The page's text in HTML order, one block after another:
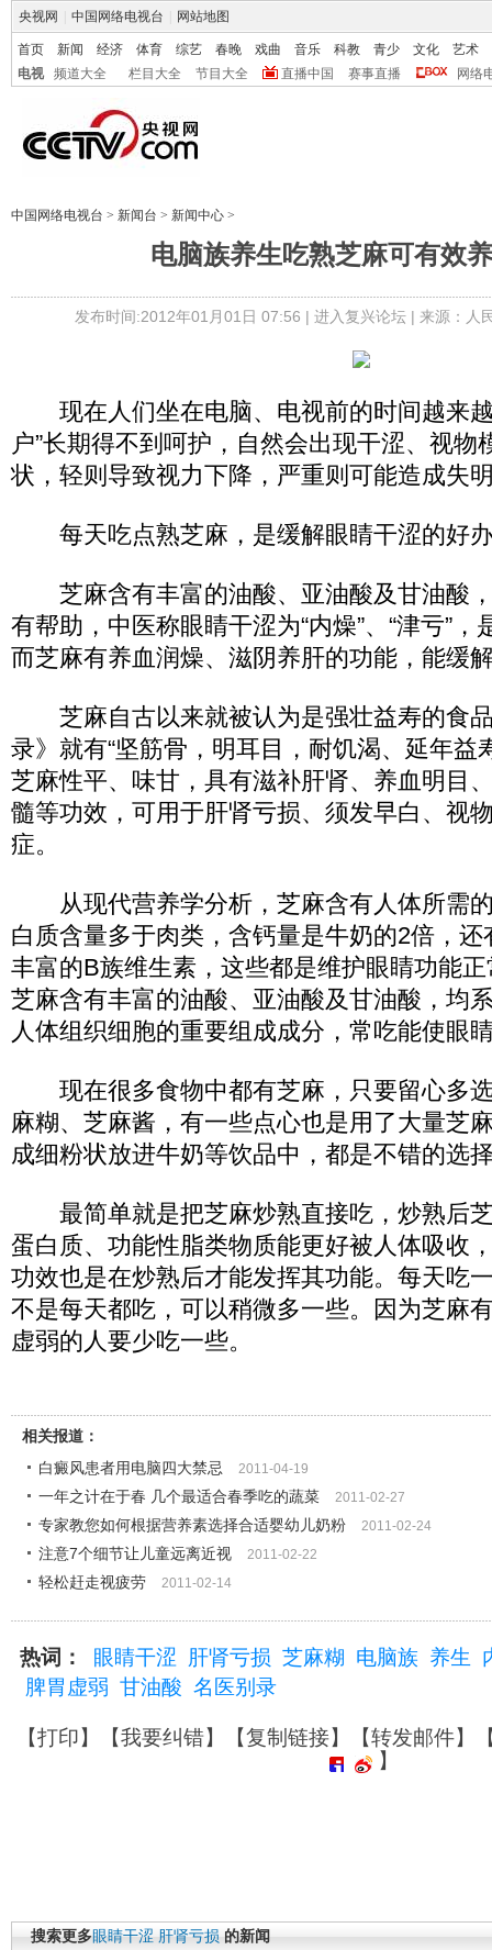
央视网 中国网络电视台 网站地图
首页 新闻 经济 体育 综艺 春晚 戏曲 音乐 科教 青少 文化
艺术
电视
频道大全 栏目大全 节目大全 直播中国 赛事直播 网络
中国网络电视台 > 新闻台 > 新闻中心 >
电脑族养生吃熟芝麻可有效
发布时间:2012年01月01日 07:56 | 进入复兴论坛| 来源
现在人们坐在电脑、电视前的时间越来越
户”长期得不到呵护，自然会出现干涩、视物
状，轻则导致视力下降，严重则可能造成失
每天吃点熟芝麻，是缓解眼睛干涩的好
芝麻含有丰富的油酸、亚油酸及甘油酸
有帮助，中医称眼睛干涩为“内燥”、“津亏”
而芝麻有养血润燥、滋阴养肝的功能，能缓
芝麻自古以来就被认为是强壮益寿的食
录》就有“坚筋骨，明耳目，耐饥渴、延年益
芝麻性平、味甘，具有滋补肝肾、养血明目
髓等功效，可用于肝肾亏损、须发早白、视
症。
从现代营养学分析，芝麻含有人体所需
白质含量多于肉类，含钙量是牛奶的2倍，
丰富的B族维生素，这些都是维护眼睛功能
芝麻含有丰富的油酸、亚油酸及甘油酸，均
人体组织细胞的重要组成成分，常吃能使眼
现在很多食物中都有芝麻，只要留心多
麻糊、芝麻酱，有一些点心也是用了大量芝
成细粉状放进牛奶等饮品中，都是不错的选
最简单就是把芝麻炒熟直接吃，炒熟后
蛋白质、功能性脂类物质能更好被人体吸收
功效也是在炒熟后才能发挥其功能。每天吃
不是每天都吃，可以稍微多一些。因为芝麻
虚弱的人要少吃一些。
相关报道：
白癜风患者用电脑四大禁忌
2011-04-19
一年之计在于春 几个最适合春季吃的蔬菜 2011-02-27
专家教您如何根据营养素选择合适婴幼儿奶粉 2011-02-24
注意7个细节让儿童远离近视 2011-02-22
轻松赶走视疲劳 2011-02-14
热词： 眼睛干涩 肝肾亏损 芝麻糊 电脑族 养生
脾胃虚弱 甘油酸 名医别录
【打印】【我要纠错】【复制链接】【转发邮件】
】
搜索更多眼睛干涩 肝肾亏损 的新闻